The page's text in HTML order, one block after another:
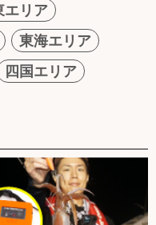
エリア
東海エリア
四国エリア